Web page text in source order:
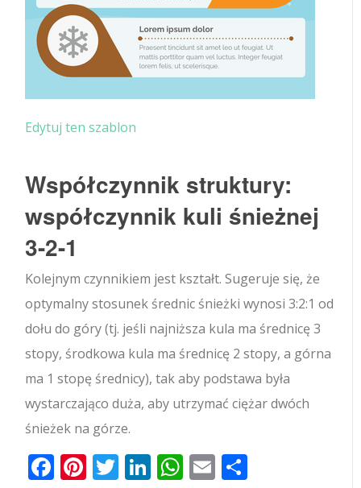
Edytuj ten szablon
Współczynnik struktury:
współczynnik kuli śnieżnej
3-2-1
Kolejnym czynnikiem jest kształt. Sugeruje się, że
optymalny stosunek średnic śnieżki wynosi 3:2:1 od
dołu do góry (tj. jeśli najniższa kula ma średnicę 3
stopy, środkowa kula ma średnicę 2 stopy, a górna
ma 1 stopę średnicy), tak aby podstawa była
wystarczająco duża, aby utrzymać ciężar dwóch
śnieżek na górze.
Facebook
Pinterest
Twitter
LinkedIn
WhatsApp
Email